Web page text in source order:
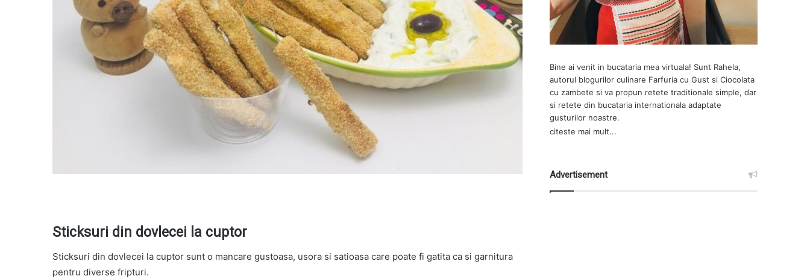
Sticksuri din dovlecei la cuptor
Sticksuri din dovlecei la cuptor sunt o mancare gustoasa, usora si satioasa care poate fi gatita ca si garnitura
pentru diverse fripturi.
Bine ai venit in bucataria mea virtuala! Sunt Rahela,
autorul blogurilor culinare Farfuria cu Gust siCiocolata
cu zambete si va propun retete traditionale simple, dar
si retete din bucataria internationala adaptate
gusturilor noastre.
citeste mai mult...
Advertisement